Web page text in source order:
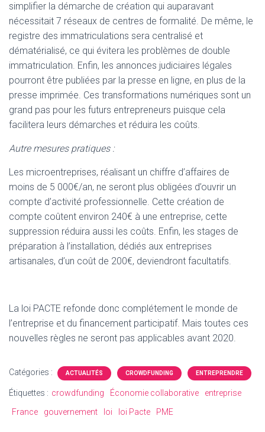
simplifier la démarche de création qui auparavant
nécessitait 7 réseaux de centres de formalité. De même, le
registre des immatriculations sera centralisé et
dématérialisé, ce qui évitera les problèmes de double
immatriculation. Enfin, les annonces judiciaires légales
pourront être publiées par la presse en ligne, en plus de la
presse imprimée. Ces transformations numériques sont un
grand pas pour les futurs entrepreneurs puisque cela
facilitera leurs démarches et réduira les coûts.
Autre mesures pratiques :
Les microentreprises, réalisant un chiffre d’affaires de
moins de 5 000€/an, ne seront plus obligées d’ouvrir un
compte d’activité professionnelle. Cette création de
compte coûtent environ 240€ à une entreprise, cette
suppression réduira aussi les coûts. Enfin, les stages de
préparation à l’installation, dédiés aux entreprises
artisanales, d’un coût de 200€, deviendront facultatifs.
La loi PACTE refonde donc complétement le monde de
l’entreprise et du financement participatif. Mais toutes ces
nouvelles règles ne seront pas applicables avant 2020.
Catégories : ACTUALITÉS CROWDFUNDING ENTREPRENDRE
Étiquettes : crowdfunding Économie collaborative
entreprise
France
gouvernement loi loi Pacte PME